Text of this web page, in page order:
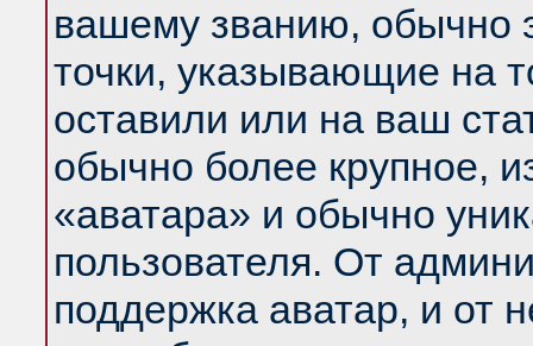
вашему званию, обычно
точки, указывающие на
оставили или на ваш
обычно более крупное,
«аватара» и обычно
пользователя. От
поддержка аватар, и от